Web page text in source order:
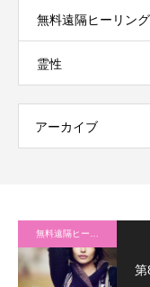
無料遠隔ヒーリング
霊性
アーカイブ